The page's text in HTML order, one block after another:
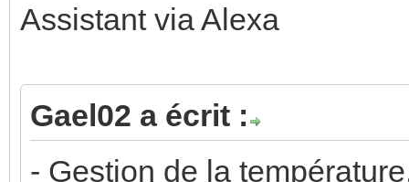
Assistant via Alexa
Gael02 a écrit :
- Gestion de la